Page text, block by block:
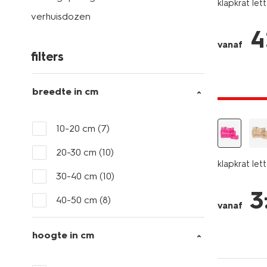
verhuisdozen
filters
breedte in cm
10-20 cm (7)
20-30 cm (10)
30-40 cm (10)
40-50 cm (8)
hoogte in cm
klapkrat
vanaf 4
klapkrat
vanaf 3